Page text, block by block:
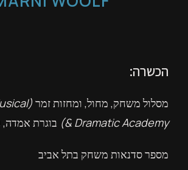
הכשרה:
מסלול משחק, מחול, ומחזות זמר
& Dramatic Academy
) בוגרת אמדה,
מספר סדנאות משחק בתל אביב